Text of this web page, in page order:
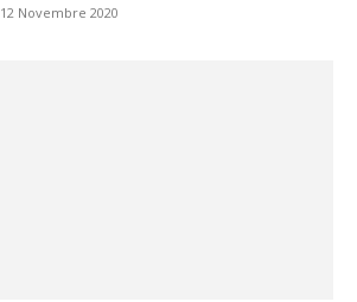
12 Novembre 2020